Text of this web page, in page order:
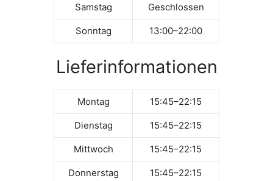
Samstag Geschlossen
Sonntag 13:00–22:00
Lieferinformationen
Montag 15:45–22:15
Dienstag 15:45–22:15
Mittwoch 15:45–22:15
Donnerstag 15:45–22:15